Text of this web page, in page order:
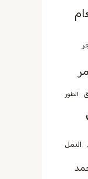
الطور
النمل